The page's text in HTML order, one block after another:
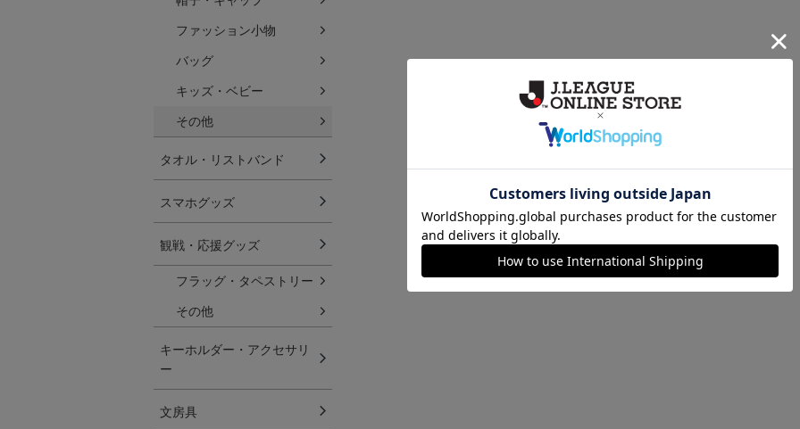
ファッション小物
バッグ
キッズ・ベビー
その他
タオル・リストバンド
スマホグッズ
観戦・応援グッズ
フラッグ・タペストリー
その他
キーホルダー・アクセサリ
ー
文房具